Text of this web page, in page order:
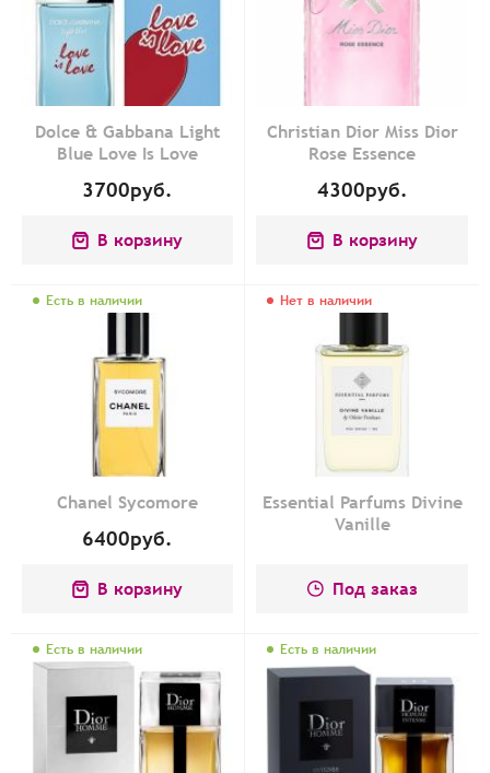
Dolce & Gabbana Light
Blue Love Is Love
3700руб.
В корзину
Christian Dior Miss Dior
Rose Essence
4300руб.
В корзину
Есть в наличии
Chanel Sycomore
6400руб.
В корзину
Нет в наличии
Essential Parfums Divine
Vanille
Под заказ
Есть в наличии Есть в наличии